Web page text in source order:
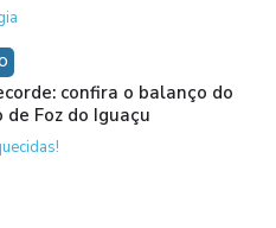
confira o balanço do
de Foz do Iguaçu